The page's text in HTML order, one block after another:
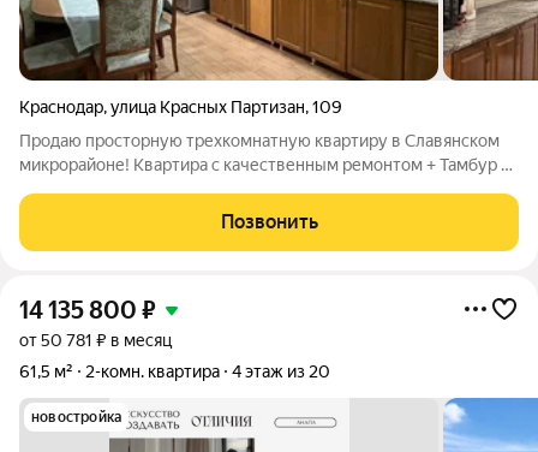
Краснодар,улица Красных Партизан,109
Продаю просторную трехкомнатную квартиру в Славянском
микрорайоне! Квартира с качественным ремонтом + Тамбур и
балконом, три изолированные спальни, раздельный санузел и
еще один ленточный
Позвонить
14 135 800 ₽
от 50 781 ₽ в месяц
61,5 м²
2-комн. квартира 4 этаж из 20
новостройка